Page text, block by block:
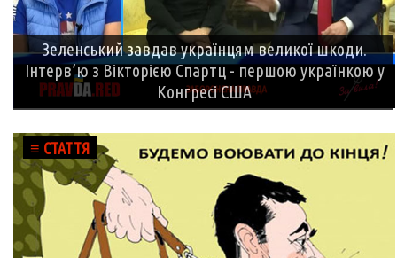
Зеленський завдав українцям великої шкоди.
Інтерв’ю з Вікторією Спартц - першою українкою у
Конгресі США
≡ СТАТТЯ